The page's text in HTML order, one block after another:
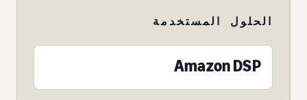
الحلول المستخدمة
Amazon DSP